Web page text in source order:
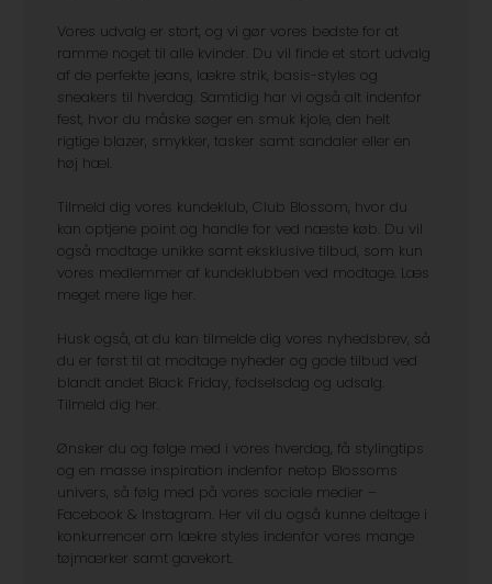
Vores udvalg er stort, og vi gør vores bedste for at
ramme noget til alle kvinder. Du vil finde et stort udvalg
af de perfekte jeans, lækre strik, basis-styles og
sneakers til hverdag. Samtidig har vi også alt indenfor
fest, hvor du måske søger en smuk kjole, den helt
rigtige blazer, smykker, tasker samt sandaler eller en
høj hæl.
Tilmeld dig vores kundeklub, Club Blossom, hvor du
kan optjene point og handle for ved næste køb. Du vil
også modtage unikke samt eksklusive tilbud, som kun
vores medlemmer af kundeklubben ved modtage. Læs
meget mere lige her.
Husk også, at du kan tilmelde dig vores nyhedsbrev, så
du er først til at modtage nyheder og gode tilbud ved
blandt andet Black Friday, fødselsdag og udsalg.
Tilmeld dig her.
Ønsker du og følge med i vores hverdag, få stylingtips
og en masse inspiration indenfor netop Blossoms
univers, så følg med på vores sociale medier –
Facebook & Instagram. Her vil du også kunne deltage i
konkurrencer om lækre styles indenfor vores mange
tøjmærker samt gavekort.